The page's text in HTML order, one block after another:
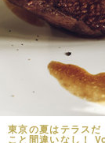
東京の夏はテラス
こと間違いなし！